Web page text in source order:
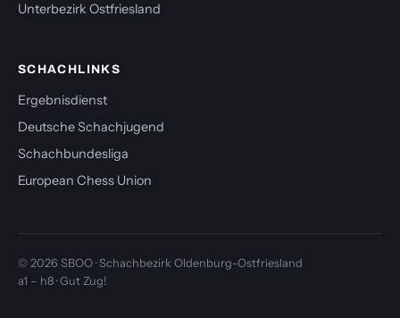
Unterbezirk Ostfriesland
SCHACHLINKS
Ergebnisdienst
Deutsche Schachjugend
Schachbundesliga
European Chess Union
© 2026 SBOO · Schachbezirk Oldenburg-Ostfriesland
a1 – h8 · Gut Zug!